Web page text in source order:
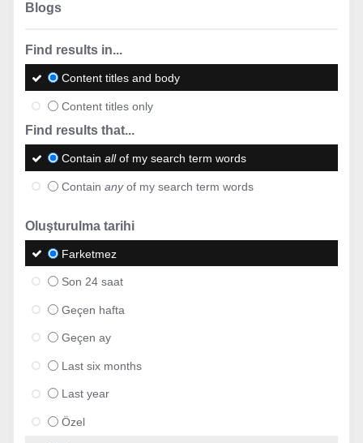
Blogs
Find results in...
Content titles and body
Content titles only
Find results that...
Contain allof my search term words
Contain anyof my search term words
Oluşturulma tarihi
Farketmez
Son 24 saat
Geçen hafta
Geçen ay
Last six months
Last year
Özel